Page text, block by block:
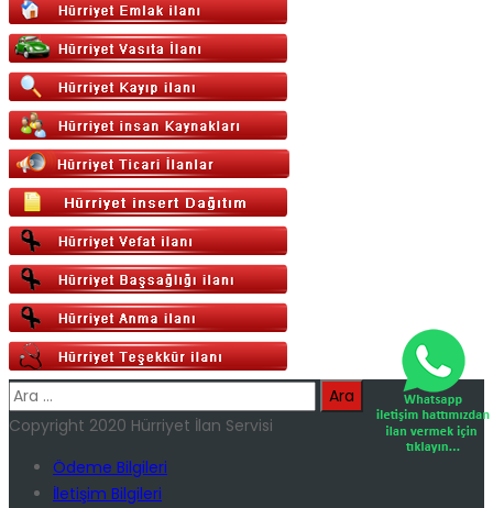
Arama:
Copyright 2020 Hürriyet İlan Servisi
Ödeme Bilgileri
İletişim Bilgileri